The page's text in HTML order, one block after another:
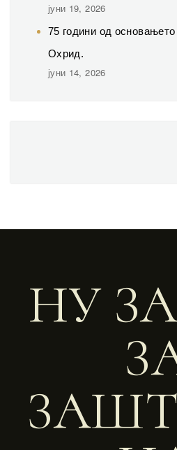
јуни 19, 2026
75 години од
Охрид.
јуни 14, 2026
НУ